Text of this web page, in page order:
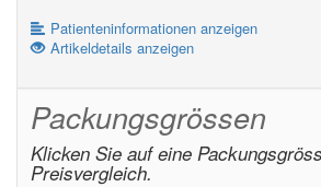
Patienteninformationen anzeigen
Artikeldetails anzeigen
Packungsgrössen
Klicken Sie auf eine
Preisvergleich.